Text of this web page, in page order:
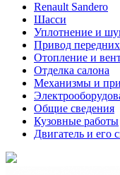
Renault Sandero
Шасси
Уплотнение и
Привод передних
Отопление и
Отделка салона
Механизмы и
Общие сведения
Кузовные работы
Двигатель и его